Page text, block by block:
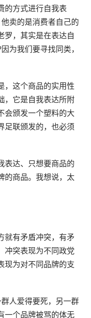
的方式进行自我表
卖的是消费者自己的
罗，其实是在表达自
为我们要寻找同类，
，这个商品的实用性
，它是自我表达所附
会颁发一个塑料的大
足联颁发的，也必须
表达、只想要商品的
的商品。我想说，太
就有矛盾冲突，有矛
冲突表现为不同政党
现为对不同品牌的支
人爱得要死，另一群
一个品牌被骂的体无